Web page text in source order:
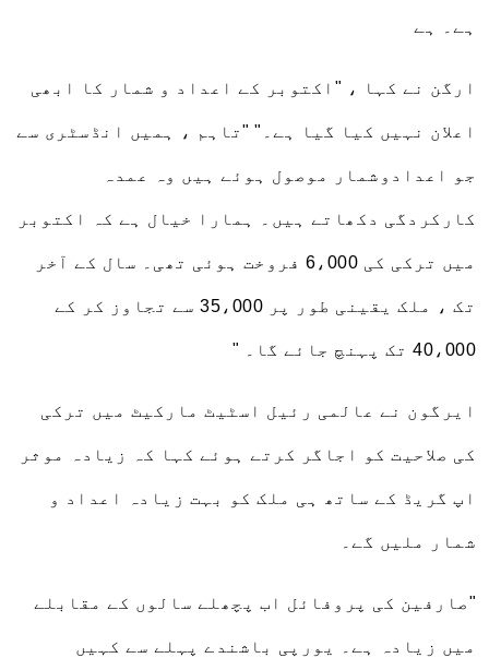
ہے۔ ہے
ارگن نے کہا ، "اکتوبر کے اعداد و شمار کا ابھی
اعلان نہیں کیا گیا ہے۔" "تاہم ، ہمیں انڈسٹری سے
جو اعدادوشمار موصول ہوئے ہیں وہ عمدہ
کارکردگی دکھاتے ہیں۔ ہمارا خیال ہے کہ اکتوبر
میں ترکی کی 6،000 فروخت ہوئی تھی۔ سال کے آخر
تک ، ملک یقینی طور پر 35،000 سے تجاوز کر کے
40،000 تک پہنچ جائے گا۔ "
ایرگون نے عالمی رئیل اسٹیٹ مارکیٹ میں ترکی
کی صلاحیت کو اجاگر کرتے ہوئے کہا کہ زیادہ موثر
اپ گریڈ کے ساتھ ہی ملک کو بہت زیادہ اعداد و
شمار ملیں گے۔
"صارفین کی پروفائل اب پچھلے سالوں کے مقابلے
میں زیادہ ہے۔ یورپی باشندے پہلے سے کہیں